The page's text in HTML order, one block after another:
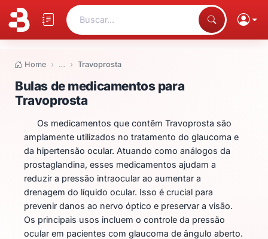
Buscar...
Home … Travoprosta
Bulas de medicamentos para
Bulas de medicamentos para
Travoprosta
Os medicamentos que contêm Travoprosta são
amplamente utilizados no tratamento do glaucoma e
da hipertensão ocular. Atuando como análogos da
prostaglandina, esses medicamentos ajudam a
reduzir a pressão intraocular ao aumentar a
drenagem do líquido ocular. Isso é crucial para
prevenir danos ao nervo óptico e preservar a visão.
Os principais usos incluem o controle da pressão
ocular em pacientes com glaucoma de ângulo aberto.